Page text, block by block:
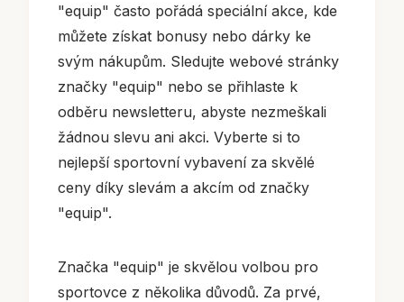
"equip" často pořádá speciální akce, kde
můžete získat bonusy nebo dárky ke
svým nákupům. Sledujte webové stránky
značky "equip" nebo se přihlaste k
odběru newsletteru, abyste nezmeškali
žádnou slevu ani akci. Vyberte si to
nejlepší sportovní vybavení za skvělé
ceny díky slevám a akcím od značky
"equip".
Značka "equip" je skvělou volbou pro
sportovce z několika důvodů. Za prvé,